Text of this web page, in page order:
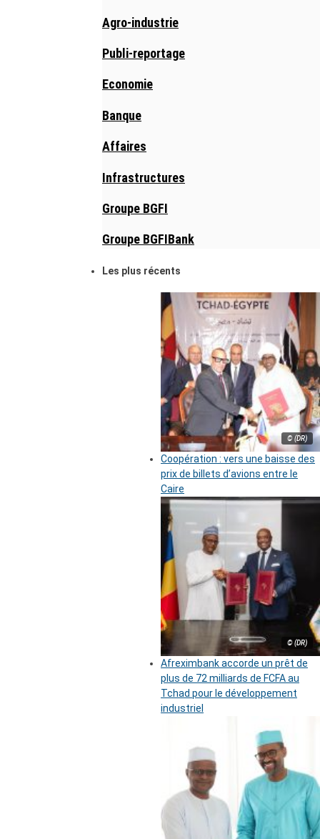
Agro-industrie
Publi-reportage
Economie
Banque
Affaires
Infrastructures
Groupe BGFI
Groupe BGFIBank
Les plus récents
© (DR)
Coopération : vers une baisse des
prix de billets d’avions entre le
Caire
© (DR)
Afreximbank accorde un prêt de
plus de 72 milliards de FCFA au
Tchad pour le développement
industriel